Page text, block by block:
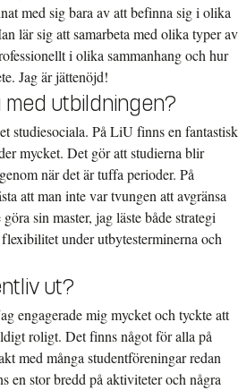
med sig bara av att befinna sig i olika
lär sig att samarbeta med olika typer av
i olika sammanhang och hur
Jag är jättenöjd!
utbildningen?
studiesociala. På LiU finns en fantastisk
mycket. Det gör att studierna blir
när det är tuffa perioder. På
att man inte var tvungen att avgränsa
sin master, jag läste både strategi
under utbytesterminerna och
ut?
engagerade mig mycket och tyckte att
roligt. Det finns något för alla på
med många studentföreningar redan
en stor bredd på aktiviteter och några